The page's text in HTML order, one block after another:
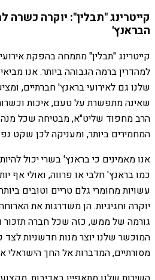
קייטרינג "תבלין": יוקרה כשרה
הבראנץ'
קייטרינג "תבלין" מתמחה בהפקת
למהדרין ברמה הגבוהה ביותר. אנו
שלנו גם לאירועי בראנץ' חברתיים,
שאינה מתפשרת על טעם, איכות
הרב מחפוד שליט"א, מבטיחה שכל מנה
המחמירים ביותר, ומעניקה לכן שקט
אנו מאמינים כי בראנץ' בשרי יכול
כמו בראנץ' חלבי או פרווה, ואולי אף
עשויות מחומרי גלם טריים וטובים
יוקרה וחגיגיות. הן משדרגות את
גורמה של ממש, כזה שכל חברה תזכור
המוכשר שלנו יוצר מנות חדשניות לצד
מסורתיים, המדברות אל החך הישראלי